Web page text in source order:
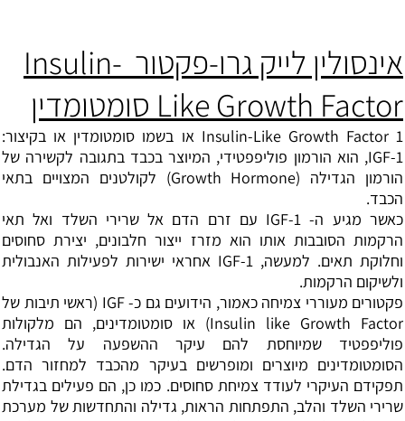
אינסולין לייק גרו-פקטור Insulin-
Like Growth Factor סומטומדין
Insulin-Like Growth Factor 1 או בשמו סומטומדין או בקיצור:
IGF-1, הוא הורמון פוליפפטידי, המיוצר בכבד בתגובה לקשירה של
הורמון הגדילה (Growth Hormone) לקולטנים המצויים בתאי
הכבד.
כאשר מגיע ה- IGF-1 עם זרם הדם אל שרירי השלד ואל תאי
הרקמות הסובבות אותו הוא מזרז ייצור חלבונים, יצירת סחוסים
וחלוקת תאים. למעשה, IGF-1 אחראי ישירות לפעילות האנבולית
ולשיקום הרקמות.
פקטורים מעוררי צמיחה כאמור, הידועים גם כ- IGF (ראשי תיבות של
Insulin like Growth Factor) או סומטומדינים, הם מלקולות
פוליפפטיד שמיוחסת להם עיקר ההשפעה על הגדילה.
הסומטומדינים מיוצרים ומופרשים בעיקר מהכבד למחזור הדם.
תפקידם העיקרי לעודד צמיחת סחוסים. כמו כן, הם פעילים בגדילת
שרירי השלד והלב, התפתחות הראות, גדילה והתחדשות של מערכת